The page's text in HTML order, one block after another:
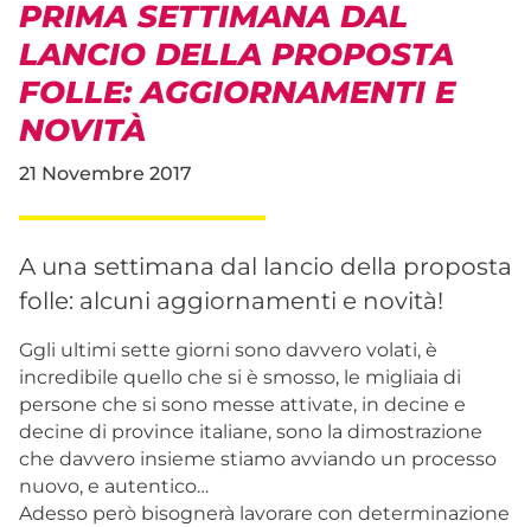
PRIMA SETTIMANA DAL
LANCIO DELLA PROPOSTA
FOLLE: AGGIORNAMENTI E
NOVITÀ
21 Novembre 2017
A una settimana dal lancio della proposta
folle: alcuni aggiornamenti e novità!
Ggli ultimi sette giorni sono davvero volati, è
incredibile quello che si è smosso, le migliaia di
persone che si sono messe attivate, in decine e
decine di province italiane, sono la dimostrazione
che davvero insieme stiamo avviando un processo
nuovo, e autentico…
Adesso però bisognerà lavorare con determinazione